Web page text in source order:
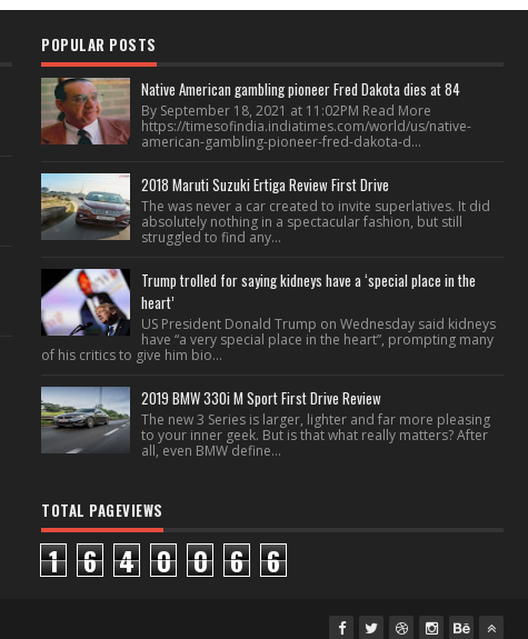
POPULAR POSTS
Native American gambling pioneer Fred Dakota dies at 84
By September 18, 2021 at 11:02PM Read More
https://timesofindia.indiatimes.com/world/us/native-
american-gambling-pioneer-fred-dakota-d...
2018 Maruti Suzuki Ertiga Review First Drive
The was never a car created to invite superlatives. It did
absolutely nothing in a spectacular fashion, but still
struggled to find any...
Trump trolled for saying kidneys have a ‘special place in the
heart’
US President Donald Trump on Wednesday said kidneys
have “a very special place in the heart”, prompting many
of his critics to give him bio...
2019 BMW 330i M Sport First Drive Review
The new 3 Series is larger, lighter and far more pleasing
to your inner geek. But is that what really matters? After
all, even BMW define...
TOTAL PAGEVIEWS
1 6 4 0 0 6 6